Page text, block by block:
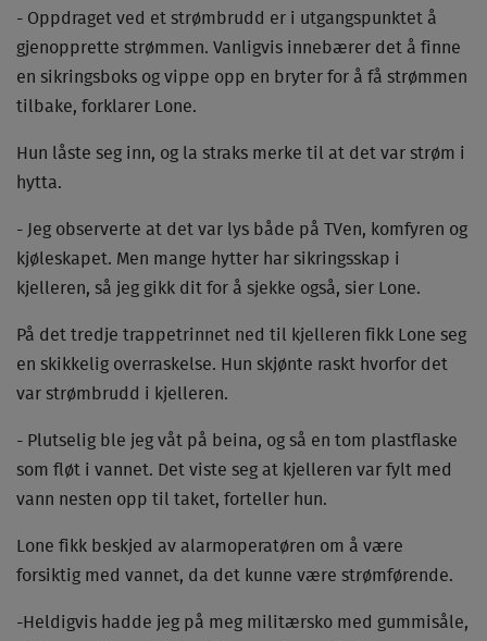
- Oppdraget ved et strømbrudd er i utgangspunktet å
gjenopprette strømmen. Vanligvis innebærer det å finne
en sikringsboks og vippe opp en bryter for å få strømmen
tilbake, forklarer Lone.
Hun låste seg inn, og la straks merke til at det var strøm i
hytta.
- Jeg observerte at det var lys både på TVen, komfyren og
kjøleskapet. Men mange hytter har sikringsskap i
kjelleren, så jeg gikk dit for å sjekke også, sier Lone.
På det tredje trappetrinnet ned til kjelleren fikk Lone seg
en skikkelig overraskelse. Hun skjønte raskt hvorfor det
var strømbrudd i kjelleren.
- Plutselig ble jeg våt på beina, og så en tom plastflaske
som fløt i vannet. Det viste seg at kjelleren var fylt med
vann nesten opp til taket, forteller hun.
Lone fikk beskjed av alarmoperatøren om å være
forsiktig med vannet, da det kunne være strømførende.
-Heldigvis hadde jeg på meg militærsko med gummisåle,